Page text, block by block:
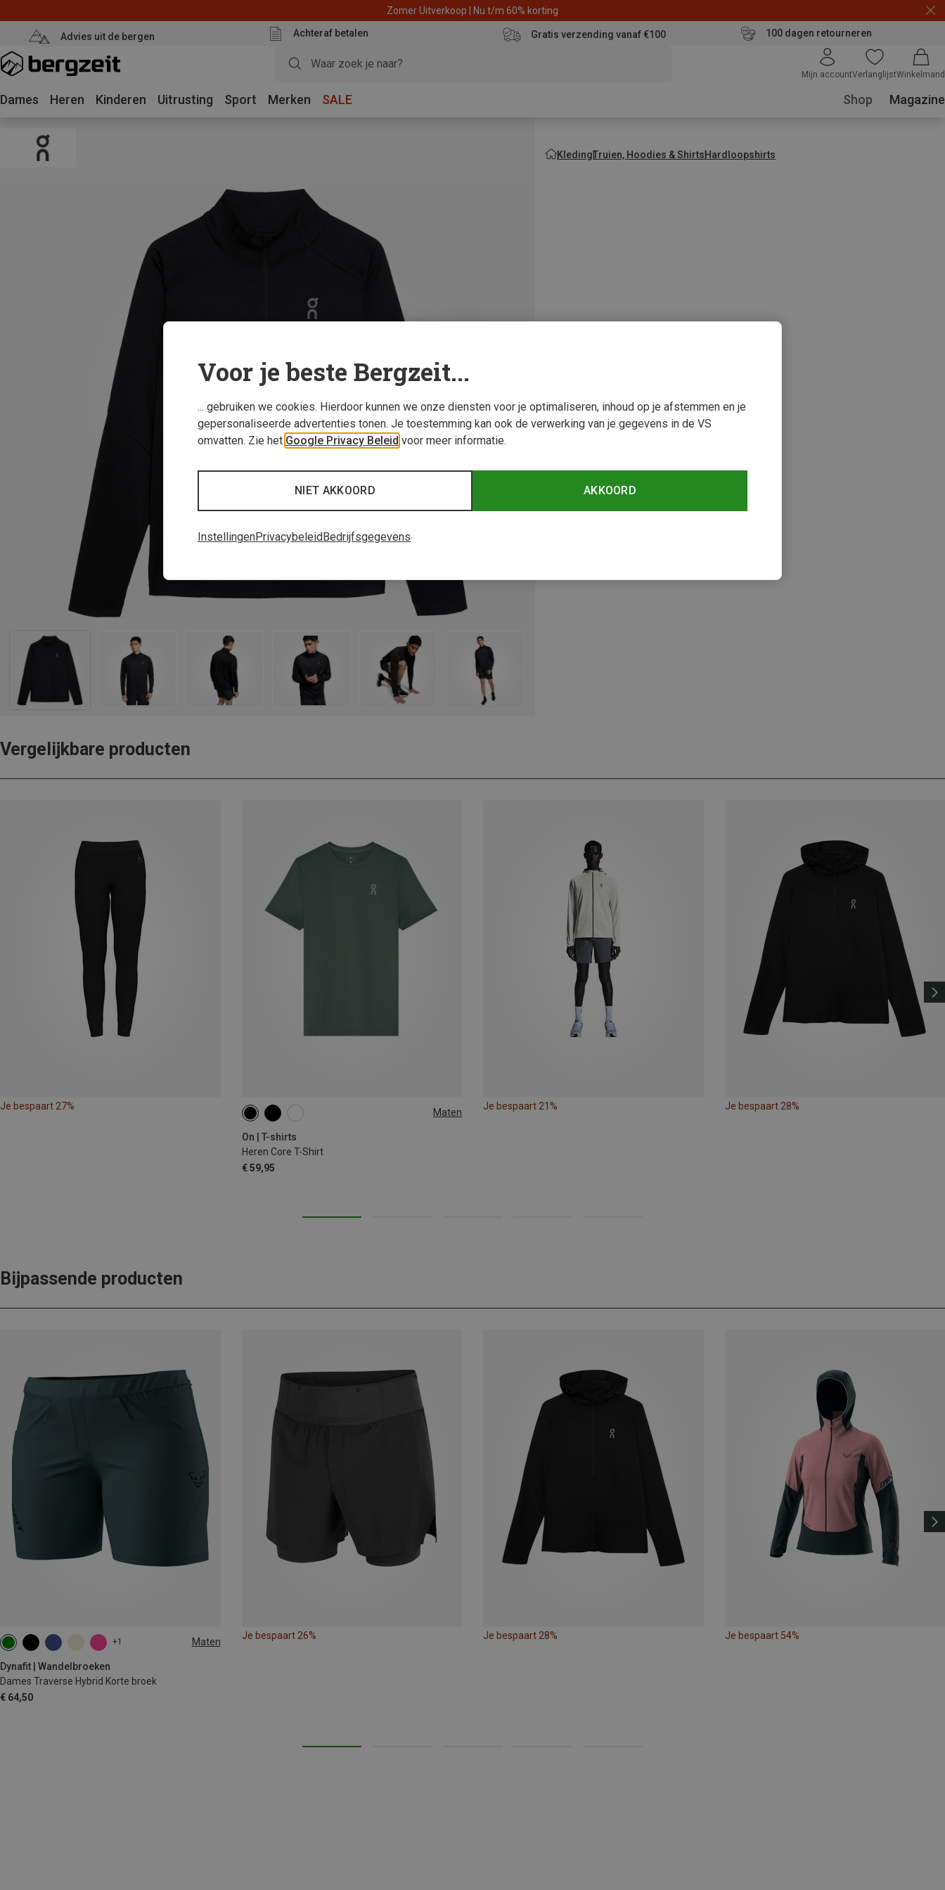
Zomer Uitverkoop | Nu t/m 60% korting
Advies uit de bergen Achteraf betalen Gratis verzending vanaf €100 100 dagen retourneren
Mijn accountVerlanglijstWinkelmand
Dames Heren Kinderen Uitrusting Sport Merken SALE Shop Magazine
KledingTruien, Hoodies & ShirtsHardloopshirts
Vergelijkbare producten
Je bespaart 27%
Maten
On | T-shirts
Heren Core T-Shirt
€ 59,95
XS S M
Je bespaart 21% Je bespaart 28%
Bijpassende producten
+1 Maten
Dynafit | Wandelbroeken
Dames Traverse Hybrid Korte broek
€ 64,50
XS XL
Je bespaart 26% Je bespaart 28% Je bespaart 54%
Voor je beste Bergzeit...
... gebruiken we cookies. Hierdoor kunnen we onze diensten voor je optimaliseren, inhoud op je afstemmen en je
gepersonaliseerde advertenties tonen. Je toestemming kan ook de verwerking van je gegevens in de VS
omvatten. Zie het Google Privacy Beleid voor meer informatie.
AKKOORD
NIET AKKOORD
InstellingenPrivacybeleid Bedrijfsgegevens